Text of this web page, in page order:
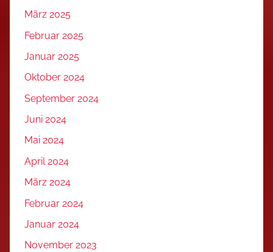
März 2025
Februar 2025
Januar 2025
Oktober 2024
September 2024
Juni 2024
Mai 2024
April 2024
März 2024
Februar 2024
Januar 2024
November 2023